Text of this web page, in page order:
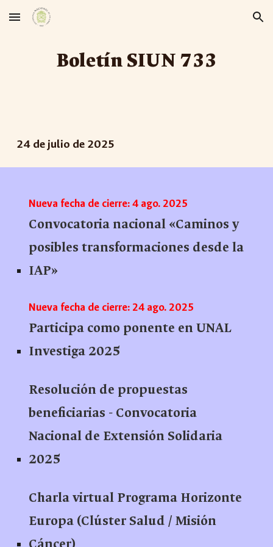
Skip to main content Skip to navigation
Boletín SIUN 733
24 de julio de 2025
Nueva fecha de cierre: 4 ago. 2025
Convocatoria nacional «Caminos y
posibles transformaciones desde la
IAP»
Nueva fecha de cierre: 24 ago. 2025
Participa como ponente en UNAL
Investiga 2025
Resolución de propuestas
beneficiarias - Convocatoria
Nacional de Extensión Solidaria
2025
Charla virtual Programa Horizonte
Europa (Clúster Salud / Misión